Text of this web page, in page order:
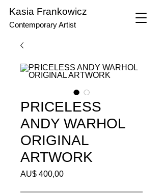
Kasia Frankowicz
Contemporary Artist
PRICELESS
ANDY WARHOL
ORIGINAL
ARTWORK
AU$ 400,00Prijs